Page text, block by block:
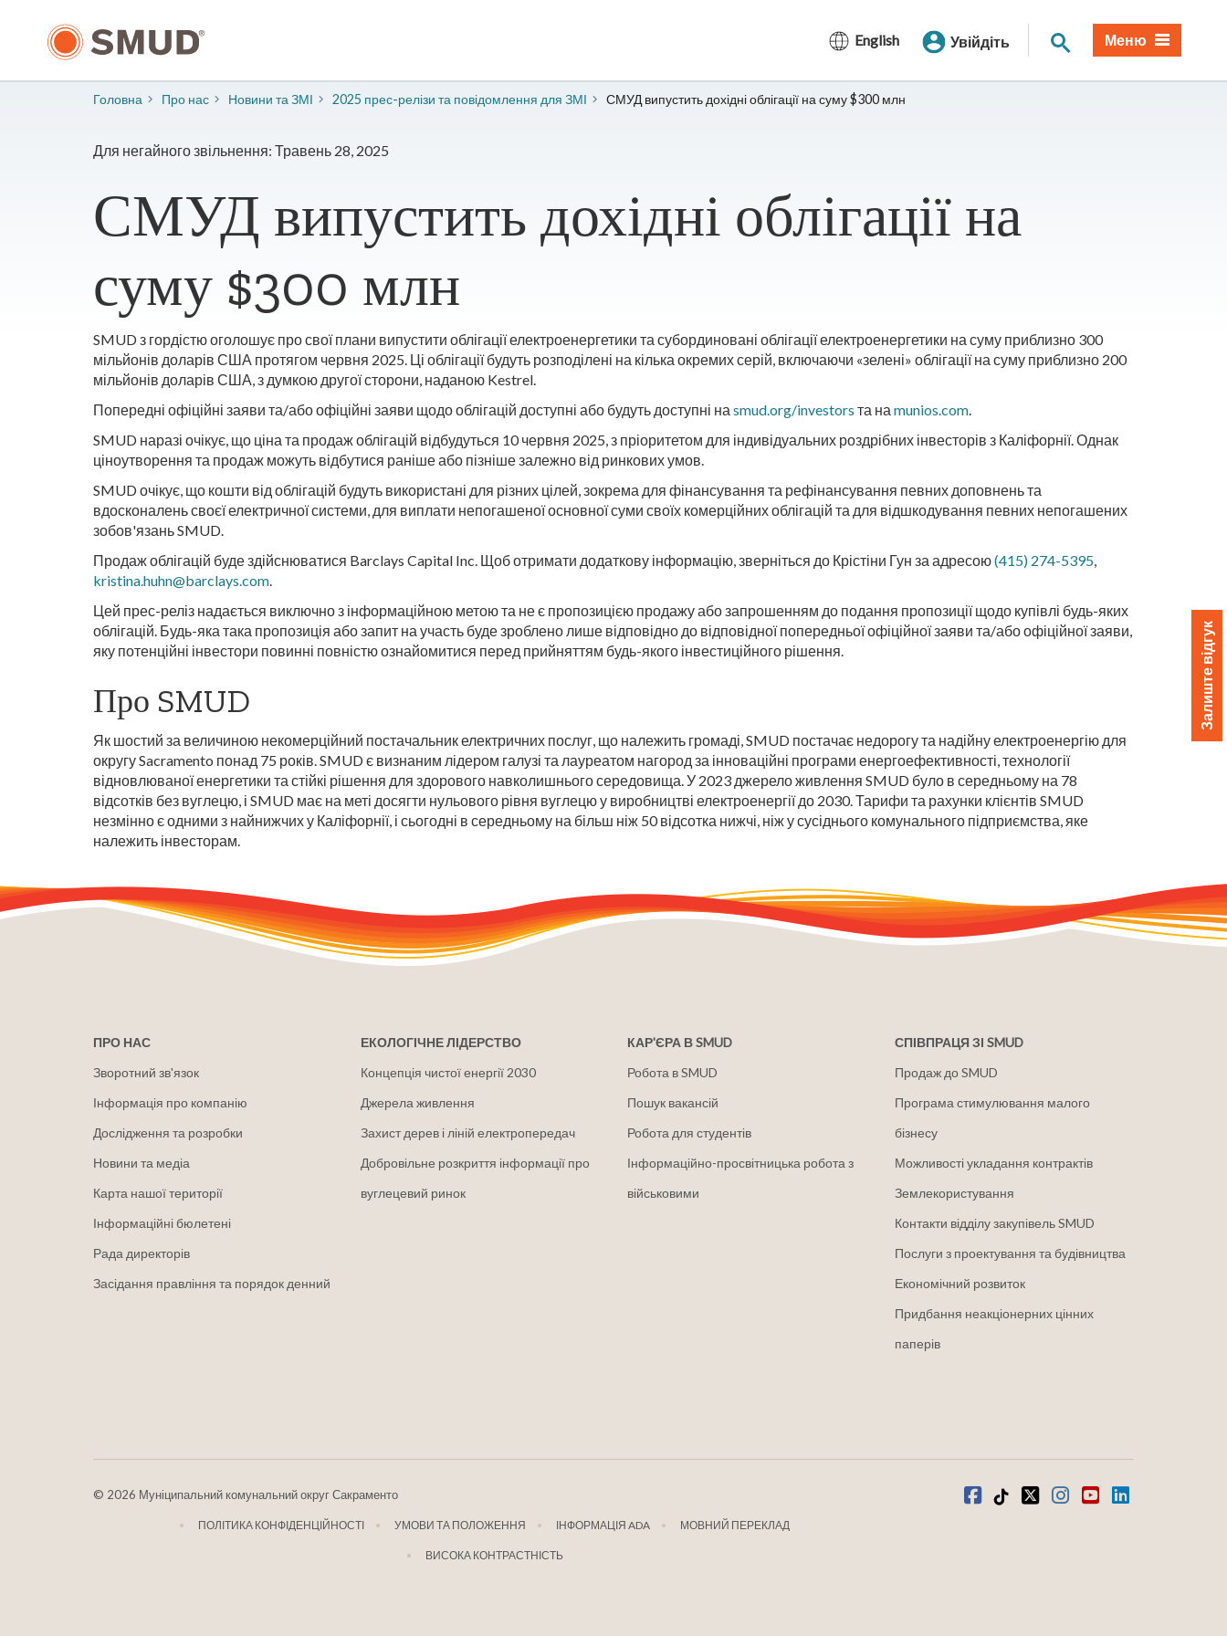
основного
English Увійдіть Пошук по сайту
Меню
Головна Про нас ​Новини та ЗМІ 2025 прес-релізи та повідомлення для ЗМІ СМУД випустить дохідні облігації на суму $300 млн
Для негайного звільнення: Травень 28, 2025
СМУД випустить дохідні облігації на
суму $300 млн
SMUD з гордістю оголошує про свої плани випустити облігації електроенергетики та субординовані облігації електроенергетики на суму приблизно 300
мільйонів доларів США протягом червня 2025. Ці облігації будуть розподілені на кілька окремих серій, включаючи «зелені» облігації на суму приблизно 200
мільйонів доларів США, з думкою другої сторони, наданою Kestrel.
Попередні офіційні заяви та/або офіційні заяви щодо облігацій доступні або будуть доступні на smud.org/investors та на munios.com.
SMUD наразі очікує, що ціна та продаж облігацій відбудуться 10 червня 2025, з пріоритетом для індивідуальних роздрібних інвесторів з Каліфорнії. Однак
ціноутворення та продаж можуть відбутися раніше або пізніше залежно від ринкових умов.
SMUD очікує, що кошти від облігацій будуть використані для різних цілей, зокрема для фінансування та рефінансування певних доповнень та
вдосконалень своєї електричної системи, для виплати непогашеної основної суми своїх комерційних облігацій та для відшкодування певних непогашених
зобов'язань SMUD.
Продаж облігацій буде здійснюватися Barclays Capital Inc. Щоб отримати додаткову інформацію, зверніться до Крістіни Гун за адресою(415) 274-5395,
kristina.huhn@barclays.com.
Цей прес-реліз надається виключно з інформаційною метою та не є пропозицією продажу або запрошенням до подання пропозиції щодо купівлі будь-яких
облігацій. Будь-яка така пропозиція або запит на участь буде зроблено лише відповідно до відповідної попередньої офіційної заяви та/або офіційної заяви,
яку потенційні інвестори повинні повністю ознайомитися перед прийняттям будь-якого інвестиційного рішення.
Про SMUD
Як шостий за величиною некомерційний постачальник електричних послуг, що належить громаді, SMUD постачає недорогу та надійну електроенергію для
округу Sacramento понад 75 років. SMUD є визнаним лідером галузі та лауреатом нагород за інноваційні програми енергоефективності, технології
відновлюваної енергетики та стійкі рішення для здорового навколишнього середовища. У 2023 джерело живлення SMUD було в середньому на 78
відсотків без вуглецю, і SMUD має на меті досягти нульового рівня вуглецю у виробництві електроенергії до 2030. Тарифи та рахунки клієнтів SMUD
незмінно є одними з найнижчих у Каліфорнії, і сьогодні в середньому на більш ніж 50 відсотка нижчі, ніж у сусіднього комунального підприємства, яке
належить інвесторам.
ПРО НАС
Зворотний зв'язок
Інформація про компанію
Дослідження та розробки
Новини та медіа
Карта нашої території
Інформаційні бюлетені
Рада директорів
Засідання правління та порядок денний
ЕКОЛОГІЧНЕ ЛІДЕРСТВО
Концепція чистої енергії 2030
Джерела живлення
Захист дерев і ліній електропередач
Добровільне розкриття інформації про
вуглецевий ринок
КАР'ЄРА В SMUD
Робота в SMUD
Пошук вакансій
Робота для студентів
Інформаційно-просвітницька робота з
військовими
СПІВПРАЦЯ ЗІ SMUD
Продаж до SMUD
Програма стимулювання малого
бізнесу
Можливості укладання контрактів
Землекористування
Контакти відділу закупівель SMUD
Послуги з проектування та будівництва
Економічний розвиток
Придбання неакціонерних цінних
паперів
© 2026 Муніципальний комунальний округ Сакраменто
ПОЛІТИКА КОНФІДЕНЦІЙНОСТІ УМОВИ ТА ПОЛОЖЕННЯ ІНФОРМАЦІЯ ADA МОВНИЙ ПЕРЕКЛАД
ВИСОКА КОНТРАСТНІСТЬ
Facebook
TiktokтвіттерInstagram
youtubeLinkedIn
Залиште відгук